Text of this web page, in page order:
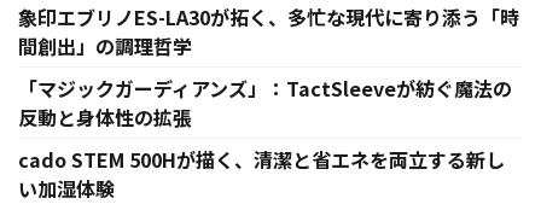
象印エブリノES-LA30が拓く、多忙な現代に寄り添う「時
間創出」の調理哲学
「マジックガーディアンズ」：TactSleeveが紡ぐ魔法の
反動と身体性の拡張
cado STEM 500Hが描く、清潔と省エネを両立する新し
い加湿体験